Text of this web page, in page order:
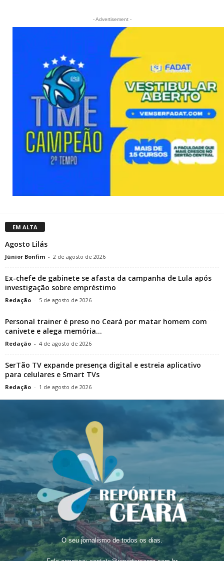
- Advertisement -
EM ALTA
Agosto Lilás
Júnior Bonfim - 2 de agosto de 2026
Ex-chefe de gabinete se afasta da campanha de Lula após
investigação sobre empréstimo
Redação - 5 de agosto de 2026
Personal trainer é preso no Ceará por matar homem com
canivete e alega memória...
Redação - 4 de agosto de 2026
SerTão TV expande presença digital e estreia aplicativo
para celulares e Smart TVs
Redação - 1 de agosto de 2026
O seu jornalismo de todos os dias.